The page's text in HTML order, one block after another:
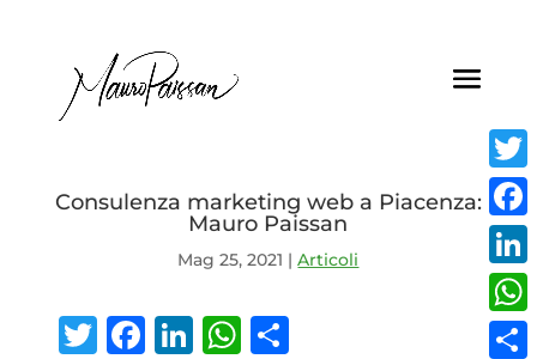
Consulenza marketing web a Piacenza:
Mauro Paissan
Mag 25, 2021 |Articoli
Twitter
Facebook
LinkedIn
WhatsApp
Condividi